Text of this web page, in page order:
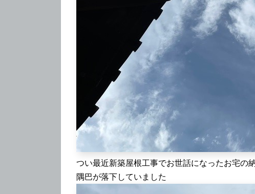
つい最近新築屋根工事でお世話になったお宅の
隅巴が落下していました